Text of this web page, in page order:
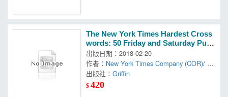
The New York Times Hardest Cross
words: 50 Friday and Saturday Puzz
les to Challenge Your Brain
出版日期：2018-02-20
作者： New York Times Company (COR)/ S
hortz， Will (EDT)
出版社：Griffin
$420